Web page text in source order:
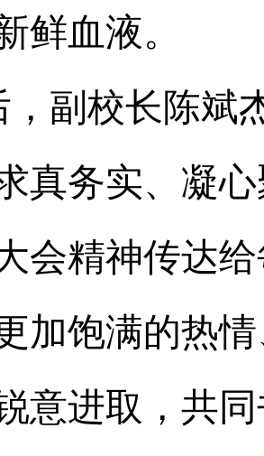
鲜血液。
，副校长陈斌
真务实、凝
会精神传达
加饱满的热
意进取，共